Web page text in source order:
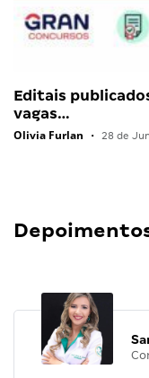
Editais
vagas…
Olivia Furlan • 28 de